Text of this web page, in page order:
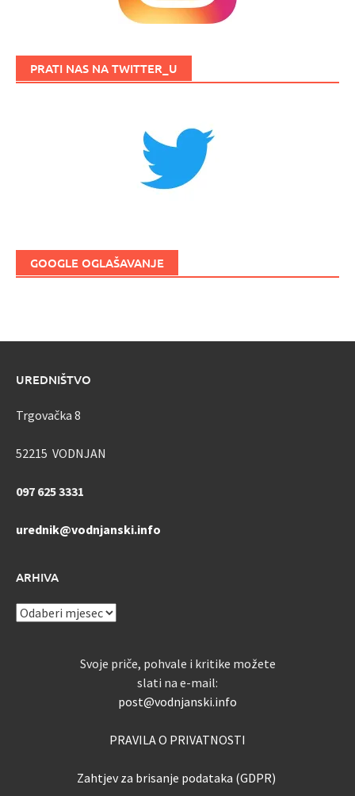
PRATI NAS NA TWITTER_U
GOOGLE OGLAŠAVANJE
UREDNIŠTVO
Trgovačka 8
52215 VODNJAN
097 625 3331
urednik@vodnjanski.info
ARHIVA
ARHIVA
Svoje priče, pohvale i kritike možete
slati na e-mail:
post@vodnjanski.info
PRAVILA O PRIVATNOSTI
Zahtjev za brisanje podataka (GDPR)